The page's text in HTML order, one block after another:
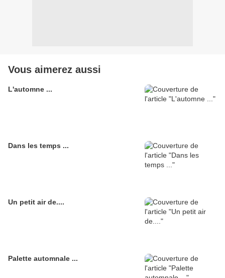
Vous aimerez aussi
L'automne ...
Dans les temps ...
Un petit air de....
Palette automnale ...